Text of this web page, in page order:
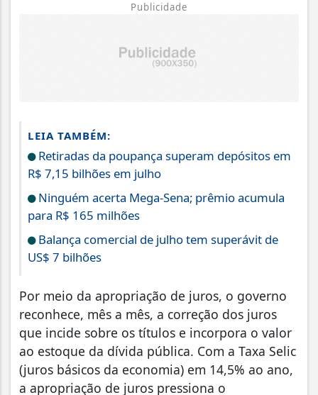
Publicidade
LEIA TAMBÉM:
Retiradas da poupança superam depósitos em
R$ 7,15 bilhões em julho
Ninguém acerta Mega-Sena; prêmio acumula
para R$ 165 milhões
Balança comercial de julho tem superávit de
US$ 7 bilhões
Por meio da apropriação de juros, o governo
reconhece, mês a mês, a correção dos juros
que incide sobre os títulos e incorpora o valor
ao estoque da dívida pública. Com a Taxa Selic
(juros básicos da economia) em 14,5% ao ano,
a apropriação de juros pressiona o